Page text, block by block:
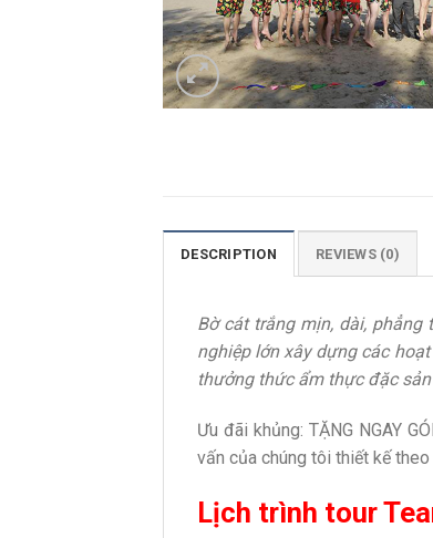
DESCRIPTION REVIEWS (0)
Bờ cát trắng mịn, dài,
nghiệp lớn xây dựng các
thưởng thức ẩm thực đặc
Ưu đãi khủng: TẶNG NGAY
vấn của chúng tôi thiết kế
Lịch trình tour